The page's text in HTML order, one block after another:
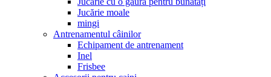
Jucărie moale
mingi
Antrenamentul câinilor
Echipament de antrenament
Inel
Frisbee